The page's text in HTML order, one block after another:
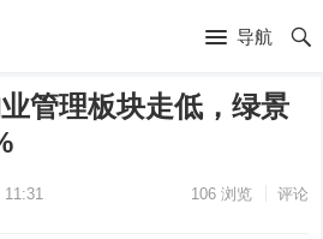
导航
管理板块走低，绿景
11:31 106浏览 评论